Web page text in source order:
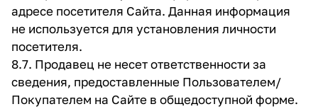
адресе посетителя Сайта. Данная информация
не используется для установления личности
посетителя.
8.7. Продавец не несет ответственности за
сведения, предоставленные Пользователем/
Покупателем на Сайте в общедоступной форме.